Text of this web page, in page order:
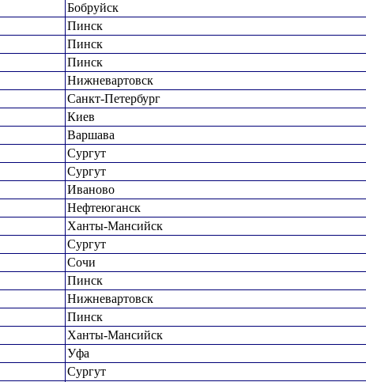
Бобруйск
Пинск
Пинск
Пинск
Нижневартовск
Санкт-Петербург
Киев
Варшава
Сургут
Сургут
Иваново
Нефтеюганск
Ханты-Мансийск
Сургут
Сочи
Пинск
Нижневартовск
Пинск
Ханты-Мансийск
Уфа
Сургут